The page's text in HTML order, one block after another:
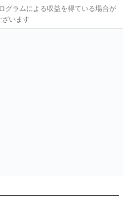
グラムによる収益を得ている場合が
ざいます